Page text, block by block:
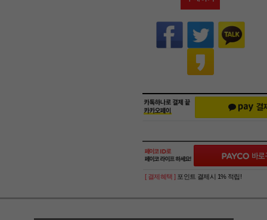
[ 결제혜택 ] 포인트 결제시 1% 적립!